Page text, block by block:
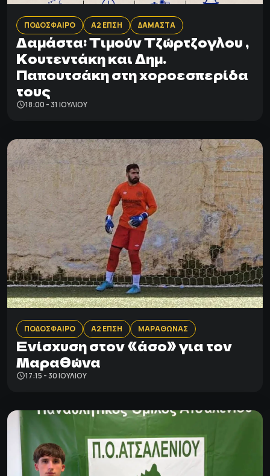
ΠΟΔΟΣΦΑΙΡΟ Α2 ΕΠΣΗ ΔΑΜΑΣΤΑ
Δαμάστα: Tιμούν Τζώρτζογλου ,
Κουτεντάκη και Δημ.
Παπουτσάκη στη χοροεσπερίδα
τους
18:00 - 31 ΙΟΥΛΊΟΥ
ΠΟΔΟΣΦΑΙΡΟ Α2 ΕΠΣΗ ΜΑΡΑΘΩΝΑΣ
Ενίσχυση στον «άσο» για τον
Μαραθώνα
17:15 - 30 ΙΟΥΛΊΟΥ